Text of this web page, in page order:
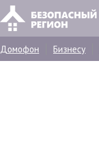
Домофон Бизнесу